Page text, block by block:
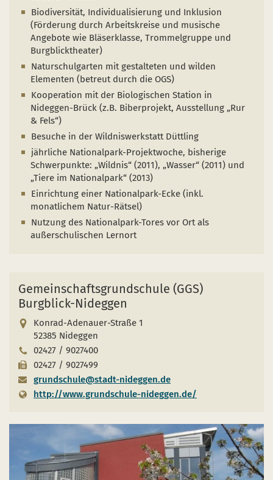
Naturentwicklung
Absterbende Fichten machen Platz für heimische
Der Wolf kehrt zurück
Kinder, Jugendliche und Familien
Schulen und Kitas
Barrierefrei unterwegs
Sternenpark
Erlebnisregion Nationalpark Eifel
Start- und Treffpunkte
Nationalpark-Kitas
Bücher und Karten
Kurzfilme
Afrikanische Schweinepest
FAQ
neuen Fenster)
in einem neuen Fenster)
sich in einem neuen Fenster)
Biodiversität, Individualisierung und Inklusion
(Förderung durch Arbeitskreise und musische
Angebote wie Bläserklasse, Trommelgruppe und
Burgblicktheater)
Naturschulgarten mit gestalteten und wilden
Elementen (betreut durch die OGS)
Kooperation mit der Biologischen Station in
Nideggen-Brück (z.B. Biberprojekt, Ausstellung „Rur
& Fels“)
Besuche in der Wildniswerkstatt Düttling
jährliche Nationalpark-Projektwoche, bisherige
Schwerpunkte: „Wildnis“ (2011), „Wasser“ (2011) und
„Tiere im Nationalpark“ (2013)
Einrichtung einer Nationalpark-Ecke (inkl.
monatlichem Natur-Rätsel)
Nutzung des Nationalpark-Tores vor Ort als
außerschulischen Lernort
Gemeinschaftsgrundschule (GGS)
Burgblick-Nideggen
Konrad-Adenauer-Straße 1
52385 Nideggen
02427 / 9027400
02427 / 9027499
grundschule@stadt-nideggen.de
http://www.grundschule-nideggen.de/